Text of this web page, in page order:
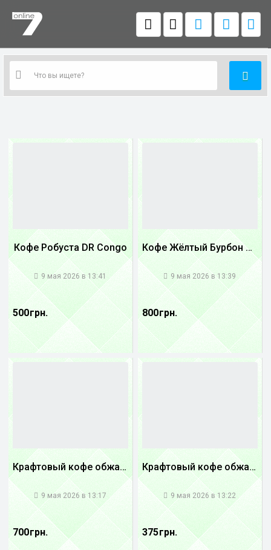
Кофе Робуста DR Congo
9 мая 2026 в 13:41
500 грн.
Кофе Жёлтый Бурбон Бразилия
9 мая 2026 в 13:39
800 грн.
Крафтовый кофе обжареный купаж арабики 3...
9 мая 2026 в 13:17
700 грн.
Крафтовый кофе обжареный купаж арабики 5...
9 мая 2026 в 13:22
375 грн.